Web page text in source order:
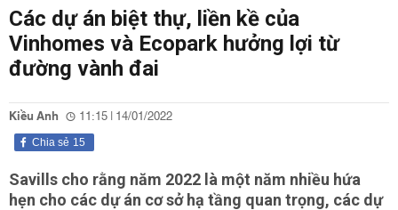
Các dự án biệt thự, liền kề của
Vinhomes và Ecopark hưởng lợi từ
đường vành đai
Kiều Anh 11:15 | 14/01/2022
15
Chia sẻ
Savills cho rằng năm 2022 là một năm nhiều hứa
hẹn cho các dự án cơ sở hạ tầng quan trọng, các dự